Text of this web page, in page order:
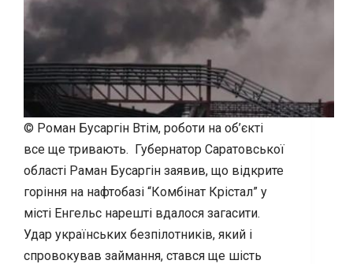
© Роман Бусаргін Втім, роботи на об’єкті
все ще тривають. Губернатор Саратовської
області Раман Бусаргін заявив, що відкрите
горіння на нафтобазі “Комбінат Крістал” у
місті Енгельс нарешті вдалося загасити.
Удар українських безпілотників, який і
спровокував займання, стався ще шість